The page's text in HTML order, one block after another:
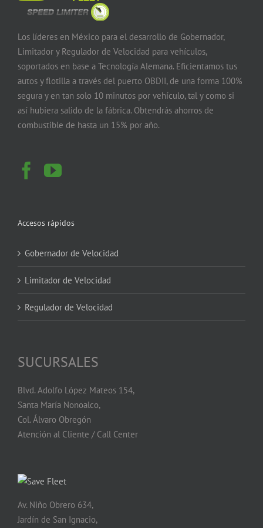
Los líderes en México para el desarrollo de Gobernador,
Limitador y Regulador de Velocidad para vehículos,
soportados en base a Tecnología Alemana. Eficientamos tus
autos y flotilla a través del puerto OBDII, de una forma 100%
segura y en tan solo 10 minutos por vehículo, tal y como si
así hubiera salido de la fábrica. Obtendrás ahorros de
combustible de hasta un 15% por año.
Accesos rápidos
Gobernador de Velocidad
Limitador de Velocidad
Regulador de Velocidad
SUCURSALES
Blvd. Adolfo López Mateos 154,
Santa María Nonoalco,
Col. Álvaro Obregón
Atención al Cliente / Call Center
Av. Niño Obrero 634,
Jardín de San Ignacio,